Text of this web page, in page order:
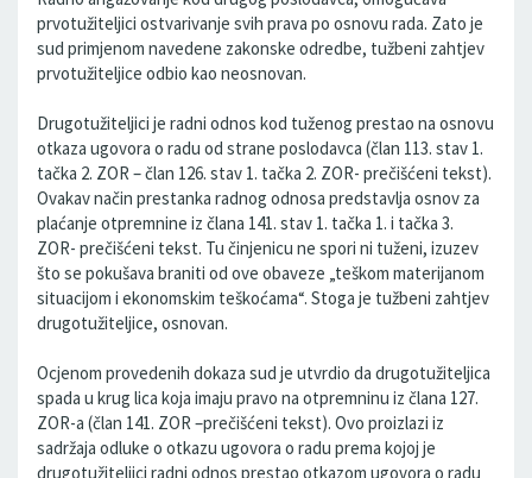
prvotužiteljici ostvarivanje svih prava po osnovu rada. Zato je
sud primjenom navedene zakonske odredbe, tužbeni zahtjev
prvotužiteljice odbio kao neosnovan.
Drugotužiteljici je radni odnos kod tuženog prestao na osnovu
otkaza ugovora o radu od strane poslodavca (član 113. stav 1.
tačka 2. ZOR – član 126. stav 1. tačka 2. ZOR- prečišćeni tekst).
Ovakav način prestanka radnog odnosa predstavlja osnov za
plaćanje otpremnine iz člana 141. stav 1. tačka 1. i tačka 3.
ZOR- prečišćeni tekst. Tu činjenicu ne spori ni tuženi, izuzev
što se pokušava braniti od ove obaveze „teškom materijanom
situacijom i ekonomskim teškoćama“. Stoga je tužbeni zahtjev
drugotužiteljice, osnovan.
Ocjenom provedenih dokaza sud je utvrdio da drugotužiteljica
spada u krug lica koja imaju pravo na otpremninu iz člana 127.
ZOR-a (član 141. ZOR –prečišćeni tekst). Ovo proizlazi iz
sadržaja odluke o otkazu ugovora o radu prema kojoj je
drugotužiteljici radni odnos prestao otkazom ugovora o radu